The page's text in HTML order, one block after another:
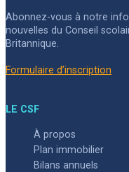
Abonnez-vous à notre
nouvelles du Conseil
Britannique.
Formulaire d’inscription
LE CSF
À propos
Plan immobilier
Bilans annuels